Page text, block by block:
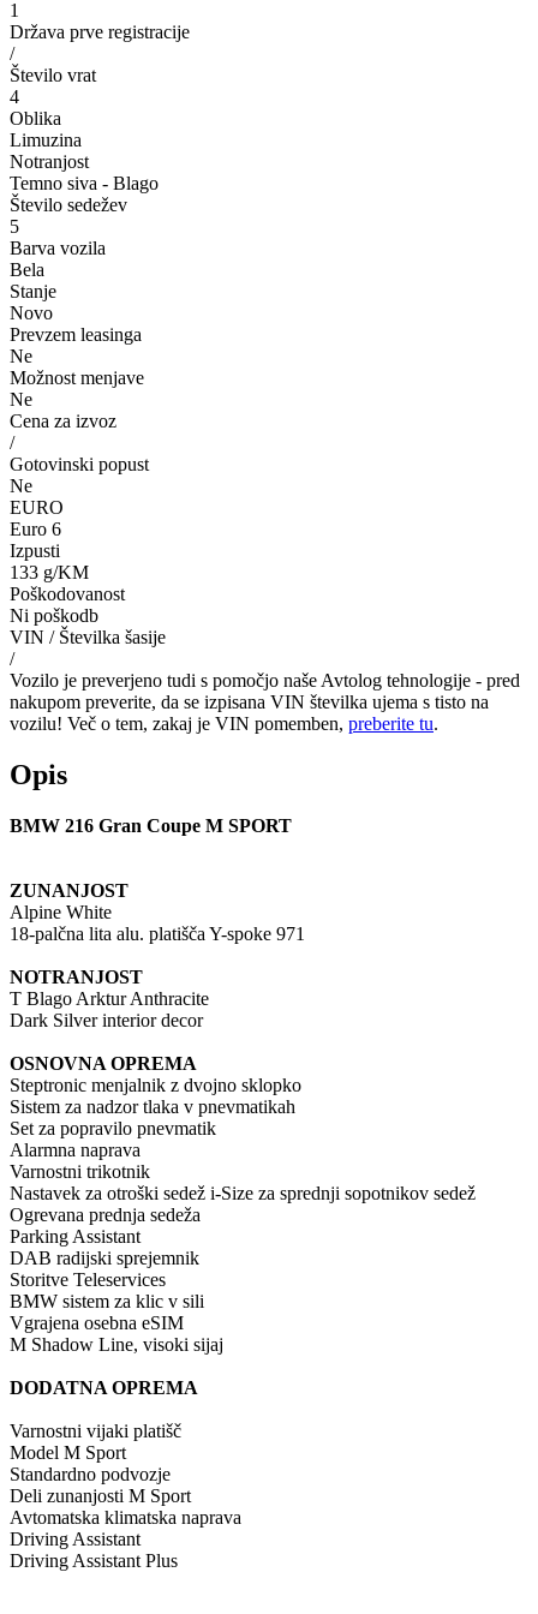
1
Država prve registracije
/
Število vrat
4
Oblika
Limuzina
Notranjost
Temno siva - Blago
Število sedežev
5
Barva vozila
Bela
Stanje
Novo
Prevzem leasinga
Ne
Možnost menjave
Ne
Cena za izvoz
/
Gotovinski popust
Ne
EURO
Euro 6
Izpusti
133 g/KM
Poškodovanost
Ni poškodb
VIN / Številka šasije
/
Vozilo je preverjeno tudi s pomočjo naše Avtolog tehnologije - pred
nakupom preverite, da se izpisana VIN številka ujema s tisto na
vozilu! Več o tem, zakaj je VIN pomemben, preberite tu.
Opis
BMW 216 Gran Coupe M SPORT
ZUNANJOST
Alpine White
18-palčna lita alu. platišča Y-spoke 971
NOTRANJOST
T Blago Arktur Anthracite
Dark Silver interior decor
OSNOVNA OPREMA
Steptronic menjalnik z dvojno sklopko
Sistem za nadzor tlaka v pnevmatikah
Set za popravilo pnevmatik
Alarmna naprava
Varnostni trikotnik
Nastavek za otroški sedež i-Size za sprednji sopotnikov sedež
Ogrevana prednja sedeža
Parking Assistant
DAB radijski sprejemnik
Storitve Teleservices
BMW sistem za klic v sili
Vgrajena osebna eSIM
M Shadow Line, visoki sijaj
DODATNA OPREMA
Varnostni vijaki platišč
Model M Sport
Standardno podvozje
Deli zunanjosti M Sport
Avtomatska klimatska naprava
Driving Assistant
Driving Assistant Plus